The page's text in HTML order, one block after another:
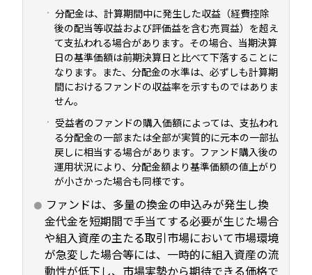
分配金は、計算期間中に発生した収益（経費控除
後の配当等収益および評価益を含む売買益）を超え
て支払われる場合があります。その場合、当期決算
日の基準価額は前期決算日と比べて下落することに
なります。また、分配金の水準は、必ずしも計算期
間におけるファンドの収益率を示すものではありま
せん。
受益者のファンドの購入価額によっては、支払われ
る分配金の一部または全部が実質的に元本の一部払
戻しに相当する場合があります。ファンド購入後の
運用状況により、分配金額より基準価額の値上がり
が小さかった場合も同様です。
ファンドは、多量の換金の申込みが発生し換
金代金を短期間で手当てする必要が生じた場合
や組入資産の主たる取引市場において市場環境
が急変した場合等には、一時的に組入資産の流
動性が低下し、市場実勢から期待できる価格で